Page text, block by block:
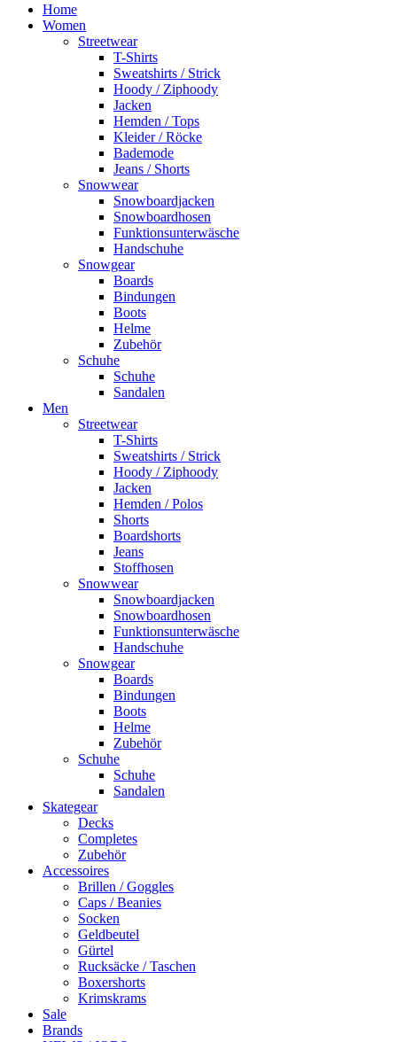
Home
Women
Streetwear
T-Shirts
Sweatshirts / Strick
Hoody / Ziphoody
Jacken
Hemden / Tops
Kleider / Röcke
Bademode
Jeans / Shorts
Snowwear
Snowboardjacken
Snowboardhosen
Funktionsunterwäsche
Handschuhe
Snowgear
Boards
Bindungen
Boots
Helme
Zubehör
Schuhe
Schuhe
Sandalen
Men
Streetwear
T-Shirts
Sweatshirts / Strick
Hoody / Ziphoody
Jacken
Hemden / Polos
Shorts
Boardshorts
Jeans
Stoffhosen
Snowwear
Snowboardjacken
Snowboardhosen
Funktionsunterwäsche
Handschuhe
Snowgear
Boards
Bindungen
Boots
Helme
Zubehör
Schuhe
Schuhe
Sandalen
Skategear
Decks
Completes
Zubehör
Accessoires
Brillen / Goggles
Caps / Beanies
Socken
Geldbeutel
Gürtel
Rucksäcke / Taschen
Boxershorts
Krimskrams
Sale
Brands